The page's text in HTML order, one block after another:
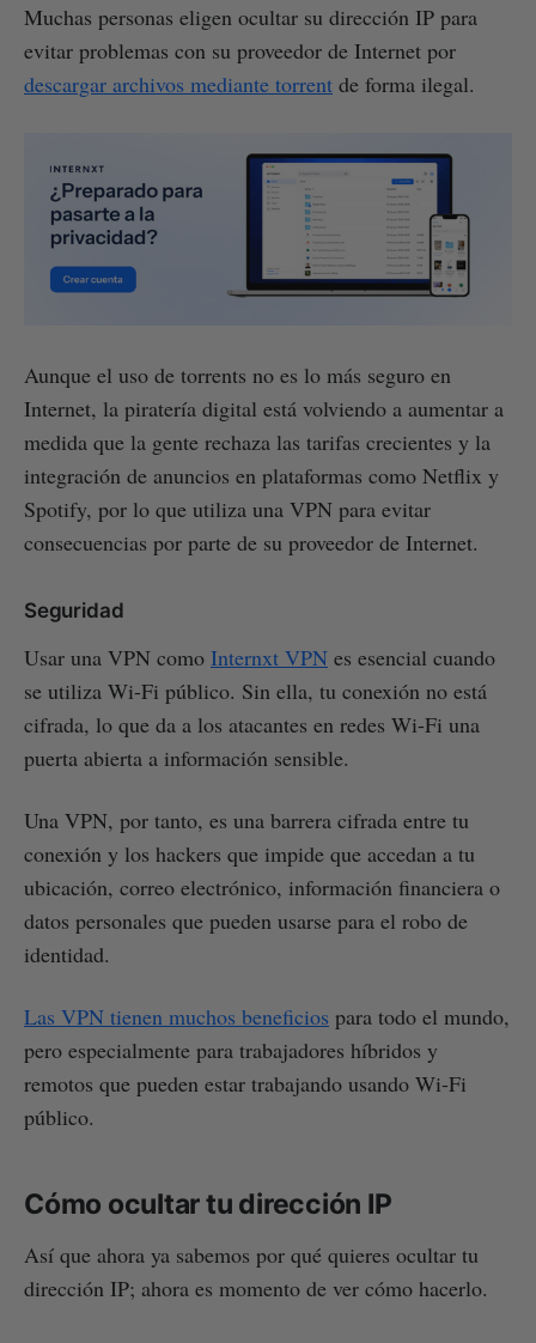
Muchas personas eligen ocultar su dirección IP para
evitar problemas con su proveedor de Internet por
descargar archivos mediante torrent de forma ilegal.
Aunque el uso de torrents no es lo más seguro en
Internet, la piratería digital está volviendo a aumentar a
medida que la gente rechaza las tarifas crecientes y la
integración de anuncios en plataformas como Netflix y
Spotify, por lo que utiliza una VPN para evitar
consecuencias por parte de su proveedor de Internet.
Seguridad
Usar una VPN como Internxt VPN es esencial cuando
se utiliza Wi-Fi público. Sin ella, tu conexión no está
cifrada, lo que da a los atacantes en redes Wi-Fi una
puerta abierta a información sensible.
Una VPN, por tanto, es una barrera cifrada entre tu
conexión y los hackers que impide que accedan a tu
ubicación, correo electrónico, información financiera o
datos personales que pueden usarse para el robo de
identidad.
Las VPN tienen muchos beneficios para todo el mundo,
pero especialmente para trabajadores híbridos y
remotos que pueden estar trabajando usando Wi-Fi
público.
Cómo ocultar tu dirección IP
Así que ahora ya sabemos por qué quieres ocultar tu
dirección IP; ahora es momento de ver cómo hacerlo.